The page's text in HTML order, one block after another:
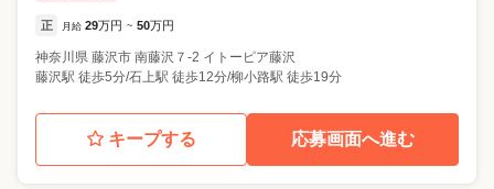
正 月給 29万円 ~ 50万円
神奈川県 藤沢市 南藤沢７-2 イトーピア藤沢
藤沢駅 徒歩5分/石上駅 徒歩12分/柳小路駅 徒歩19分
キープする 応募画面へ進む